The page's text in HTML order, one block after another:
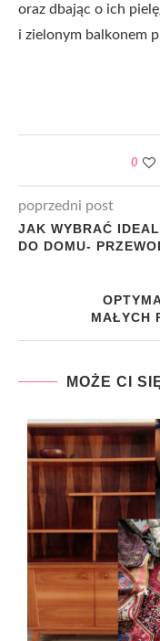
oraz dbając o ich
i zielonym balkonem
0
poprzedni post
JAK WYBRAĆ
DO DOMU-
MAŁYCH
MOŻE CI